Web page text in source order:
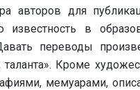
авторов для
известность в
переводы
Кроме
мемуарами,